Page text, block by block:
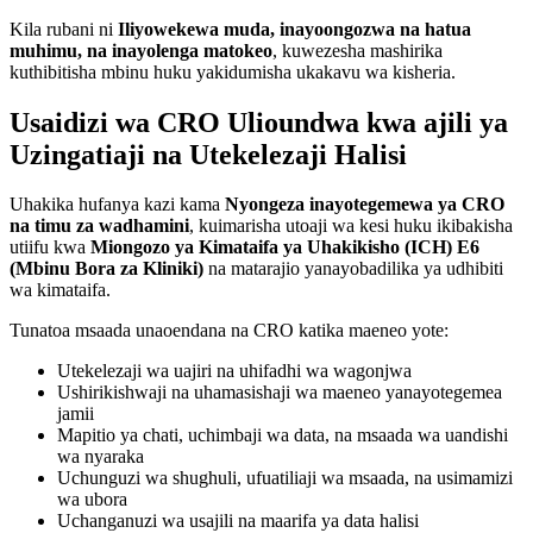
Kila rubani ni Iliyowekewa muda, inayoongozwa na hatua
muhimu, na inayolenga matokeo, kuwezesha mashirika
kuthibitisha mbinu huku yakidumisha ukakavu wa kisheria.
Usaidizi wa CRO Ulioundwa kwa ajili ya
Uzingatiaji na Utekelezaji Halisi
Uhakika hufanya kazi kama Nyongeza inayotegemewa ya CRO
na timu za wadhamini, kuimarisha utoaji wa kesi huku ikibakisha
utiifu kwa Miongozo ya Kimataifa ya Uhakikisho (ICH) E6
(Mbinu Bora za Kliniki) na matarajio yanayobadilika ya udhibiti
wa kimataifa.
Tunatoa msaada unaoendana na CRO katika maeneo yote:
Utekelezaji wa uajiri na uhifadhi wa wagonjwa
Ushirikishwaji na uhamasishaji wa maeneo yanayotegemea
jamii
Mapitio ya chati, uchimbaji wa data, na msaada wa uandishi
wa nyaraka
Uchunguzi wa shughuli, ufuatiliaji wa msaada, na usimamizi
wa ubora
Uchanganuzi wa usajili na maarifa ya data halisi